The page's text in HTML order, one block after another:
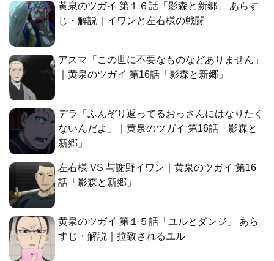
黄泉のツガイ 第１６話「影森と新郷」 あらす
じ・解説｜イワンと左右様の戦闘
アスマ「この世に不要なものなどありません」
｜黄泉のツガイ 第16話「影森と新郷」
デラ「ふんぞり返ってるおっさんにはなりたく
ないんだよ」｜黄泉のツガイ 第16話「影森と
新郷」
左右様 VS 与謝野イワン｜黄泉のツガイ 第16
話「影森と新郷」
黄泉のツガイ 第１５話「ユルとダンジ」 あら
すじ・解説｜拉致されるユル